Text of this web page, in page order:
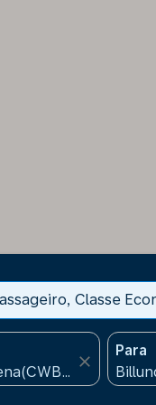
Classe
close
Para